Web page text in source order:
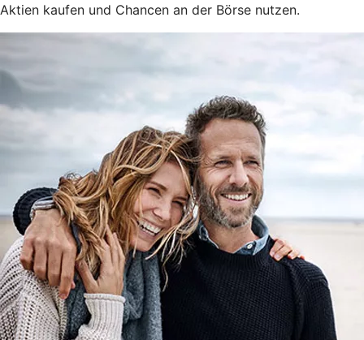
Aktien kaufen und Chancen an der Börse nutzen.